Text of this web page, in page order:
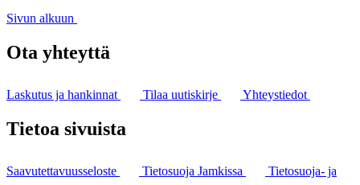
Sivun alkuun
Ota yhteyttä
Laskutus ja hankinnat Tilaa uutiskirje Yhteystiedot
Tietoa sivuista
Saavutettavuusseloste Tietosuoja Jamkissa
Tietosuoja- ja